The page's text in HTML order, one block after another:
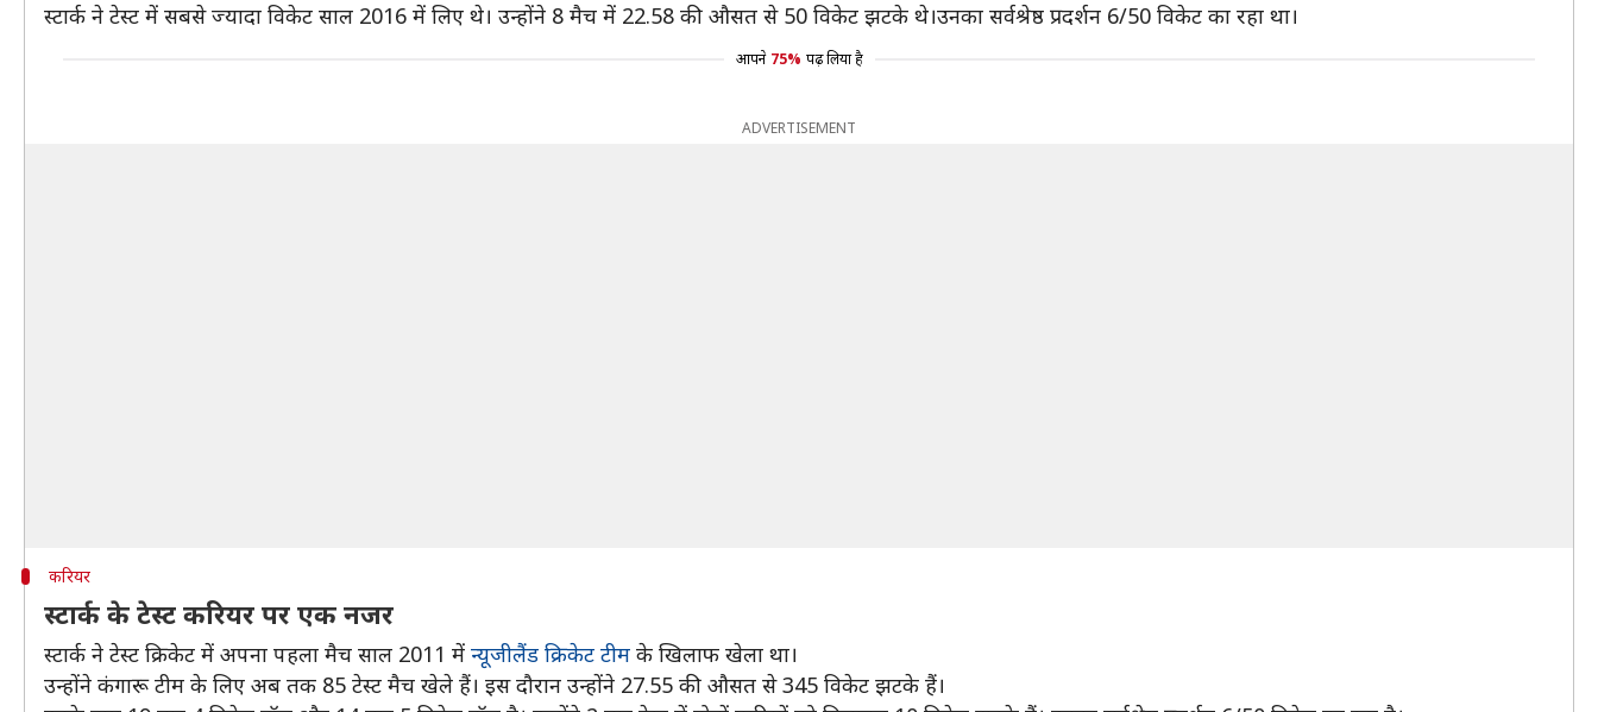
स्टार्क ने टेस्ट में सबसे ज्यादा विकेट साल 2016 में लिए थे। उन्होंने 8 मैच में 22.58 की औसत से 50 विकेट झटके थे।उनका सर्वश्रेष्ठ प्रदर्शन 6/50 विकेट का रहा था।
आपने 75% पढ़ लिया है
ADVERTISEMENT
करियर
स्टार्क के टेस्ट करियर पर एक नजर
स्टार्क ने टेस्ट क्रिकेट में अपना पहला मैच साल 2011 में न्यूजीलैंड क्रिकेट टीम के खिलाफ खेला था।
उन्होंने कंगारू टीम के लिए अब तक 85 टेस्ट मैच खेले हैं। इस दौरान उन्होंने 27.55 की औसत से 345 विकेट झटके हैं।